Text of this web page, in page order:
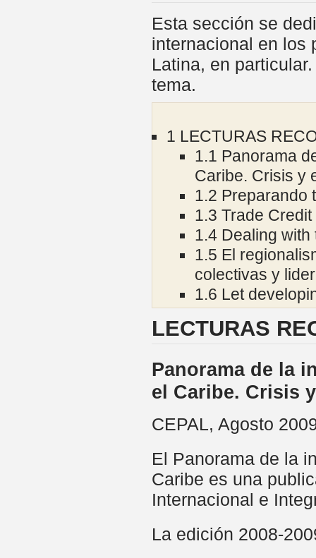
Esta sección se
internacional en los
Latina, en
tema.
1 LECTURAS
1.1 Panorama
Caribe. Crisis y
1.2 Preparando
1.3 Trade
1.4 Dealing
1.5 El
colectivas y
1.6 Let
LECTURAS
Panorama de la
el Caribe. Crisis
CEPAL, Agosto
El Panorama de la
Caribe es una
Internacional e
La edición 2008-